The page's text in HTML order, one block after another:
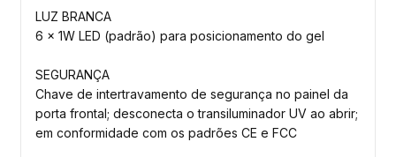
LUZ BRANCA
6 x 1W LED (padrão) para posicionamento do gel
SEGURANÇA
Chave de intertravamento de segurança no painel da
porta frontal; desconecta o transiluminador UV ao abrir;
em conformidade com os padrões CE e FCC